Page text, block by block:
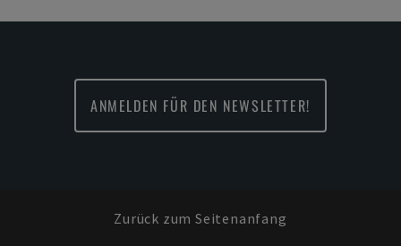
ANMELDEN FÜR DEN NEWSLETTER!
Zurück zum Seitenanfang